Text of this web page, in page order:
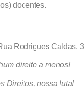
docentes.
Rodrigues Caldas,
direito a menos!
Direitos, nossa luta!